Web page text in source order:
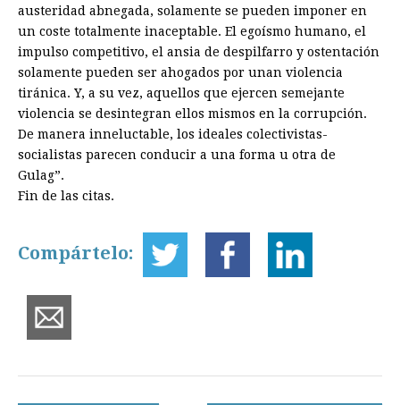
austeridad abnegada, solamente se pueden imponer en
un coste totalmente inaceptable. El egoísmo humano, el
impulso competitivo, el ansia de despilfarro y ostentación
solamente pueden ser ahogados por unan violencia
tiránica. Y, a su vez, aquellos que ejercen semejante
violencia se desintegran ellos mismos en la corrupción.
De manera inneluctable, los ideales colectivistas-
socialistas parecen conducir a una forma u otra de
Gulag”.
Fin de las citas.
Compártelo: